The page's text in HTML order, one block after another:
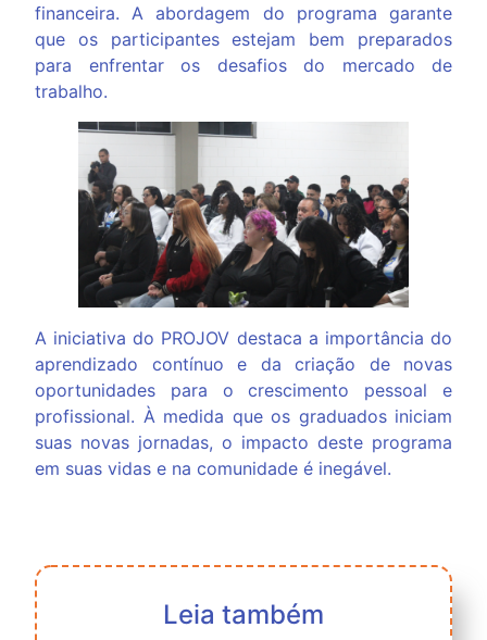
financeira. A abordagem do programa garante
que os participantes estejam bem preparados
para enfrentar os desafios do mercado de
trabalho.
A iniciativa do PROJOV destaca a importância do
aprendizado contínuo e da criação de novas
oportunidades para o crescimento pessoal e
profissional. À medida que os graduados iniciam
suas novas jornadas, o impacto deste programa
em suas vidas e na comunidade é inegável.
Leia também